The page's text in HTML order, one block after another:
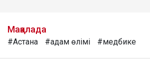
Мақалада
#Астана #адам өлімі #медбике